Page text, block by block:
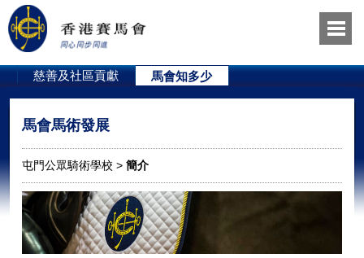
慈善及社區貢獻 馬會知多少
馬會馬術發展
屯門公眾騎術學校 >簡介